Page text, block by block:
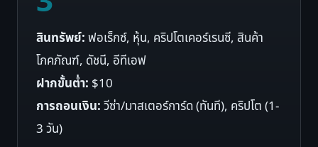
สินทรัพย์:ฟอเร็กซ์, หุ้น, คริปโตเคอร์เรนซี, สินค้า
โภคภัณฑ์, ดัชนี, อีทีเอฟ
ฝากขั้นต่ำ: $10
การถอนเงิน:วีซ่า/มาสเตอร์การ์ด (ทันที), คริปโต (1-
3 วัน)